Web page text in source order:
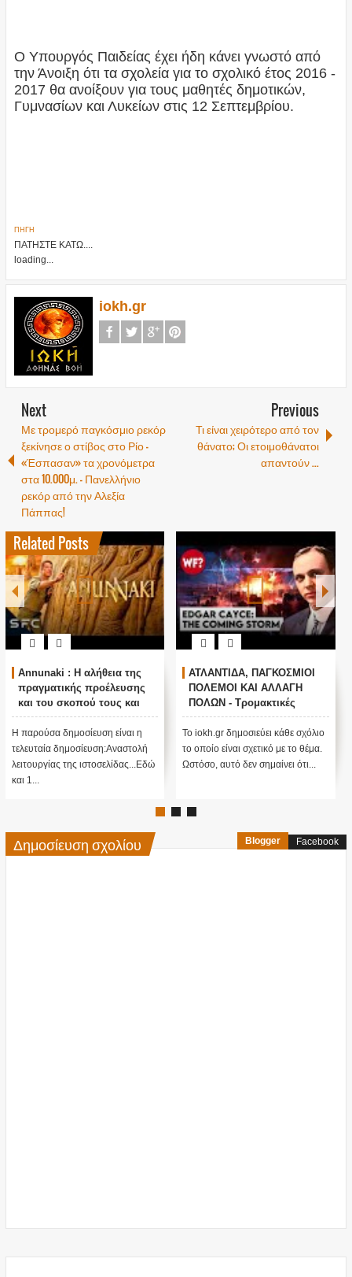
Ο Υπουργός Παιδείας έχει ήδη κάνει γνωστό από
την Άνοιξη ότι τα σχολεία για το σχολικό έτος 2016 -
2017 θα ανοίξουν για τους μαθητές δημοτικών,
Γυμνασίων και Λυκείων στις 12 Σεπτεμβρίου.
ΠΗΓΗ
ΠΑΤΗΣΤΕ ΚΑΤΩ....
loading...
iokh.gr
Next
Με τρομερό παγκόσμιο ρεκόρ
ξεκίνησε ο στίβος στο Ρίο –
«Έσπασαν» τα χρονόμετρα
στα 10.000μ. – Πανελλήνιο
ρεκόρ από την Αλεξία
Πάππας!
Previous
Τι είναι χειρότερο από τον
θάνατο; Οι ετοιμοθάνατοι
απαντούν ...
Related Posts
Annunaki : Η αλήθεια της
πραγματικής προέλευσης
και του σκοπού τους και
αναστολή λειτουργίας μας
....
Η παρούσα δημοσίευση είναι η
τελευταία δημοσίευση:Αναστολή
λειτουργίας της ιστοσελίδας...Εδώ
και 1...
ΑΤΛΑΝΤΙΔΑ, ΠΑΓΚΟΣΜΙΟΙ
ΠΟΛΕΜΟΙ ΚΑΙ ΑΛΛΑΓΗ
ΠΟΛΩΝ - Τρομακτικές
προβλέψεις του Edgar
Cayce (Video)
Το iokh.gr δημοσιεύει κάθε σχόλιο
το οποίο είναι σχετικό με το θέμα.
Ωστόσο, αυτό δεν σημαίνει ότι...
Δημοσίευση σχολίου Blogger Facebook